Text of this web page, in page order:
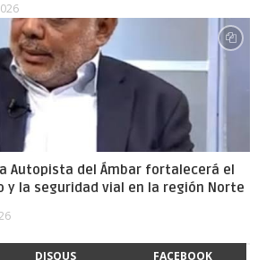
Autopista del Ámbar fortalecerá el
y la seguridad vial en la región Norte
DISQUS FACEBOOK